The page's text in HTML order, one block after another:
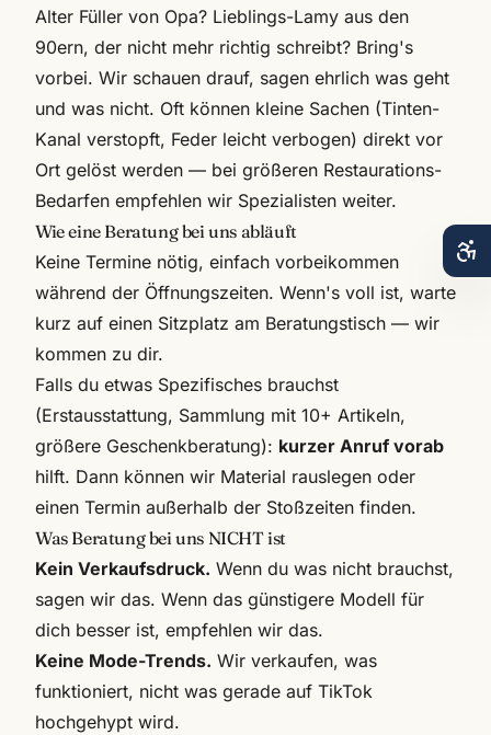
Alter Füller von Opa? Lieblings-Lamy aus den
90ern, der nicht mehr richtig schreibt? Bring's
vorbei. Wir schauen drauf, sagen ehrlich was geht
und was nicht. Oft können kleine Sachen (Tinten-
Kanal verstopft, Feder leicht verbogen) direkt vor
Ort gelöst werden — bei größeren Restaurations-
Bedarfen empfehlen wir Spezialisten weiter.
Wie eine Beratung bei uns abläuft
Keine Termine nötig, einfach vorbeikommen
während der Öffnungszeiten. Wenn's voll ist, warte
kurz auf einen Sitzplatz am Beratungstisch — wir
kommen zu dir.
Falls du etwas Spezifisches brauchst
(Erstausstattung, Sammlung mit 10+ Artikeln,
größere Geschenkberatung): kurzer Anruf vorab
hilft. Dann können wir Material rauslegen oder
einen Termin außerhalb der Stoßzeiten finden.
Was Beratung bei uns NICHT ist
Kein Verkaufsdruck. Wenn du was nicht brauchst,
sagen wir das. Wenn das günstigere Modell für
dich besser ist, empfehlen wir das.
Keine Mode-Trends. Wir verkaufen, was
funktioniert, nicht was gerade auf TikTok
hochgehypt wird.